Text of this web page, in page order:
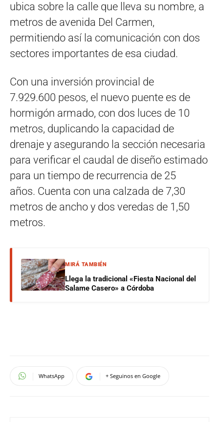
ubica sobre la calle que lleva su nombre, a
metros de avenida Del Carmen,
permitiendo así la comunicación con dos
sectores importantes de esa ciudad.
Con una inversión provincial de
7.929.600 pesos, el nuevo puente es de
hormigón armado, con dos luces de 10
metros, duplicando la capacidad de
drenaje y asegurando la sección necesaria
para verificar el caudal de diseño estimado
para un tiempo de recurrencia de 25
años. Cuenta con una calzada de 7,30
metros de ancho y dos veredas de 1,50
metros.
MIRÁ TAMBIÉN
Llega la tradicional «Fiesta Nacional del
Salame Casero» a Córdoba
WhatsApp + Seguinos en Google